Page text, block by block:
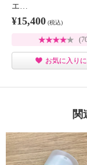
エ…
¥15,400 (税込)
お気に入り
関